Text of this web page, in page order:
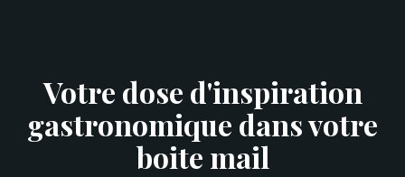
Votre dose d'inspiration
gastronomique dans votre
boite mail